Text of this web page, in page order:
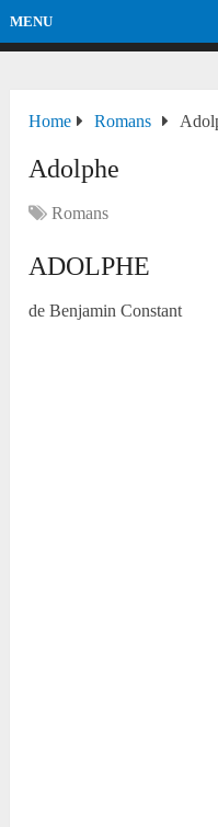
MENU
Home Romans
Adolphe
Romans
ADOLPHE
de Benjamin Constant